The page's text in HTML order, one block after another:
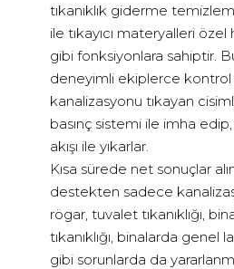
tıkanıklık giderme
ile tıkayıcı materyalleri
gibi fonksiyonlara sahiptir.
deneyimli ekiplerce
kanalizasyonu tıkayan
basınç sistemi ile imha
akışı ile yıkarlar.
Kısa sürede net sonuçlar
destekten sadece
rögar, tuvalet tıkanıklığı,
tıkanıklığı, binalarda genel
gibi sorunlarda da